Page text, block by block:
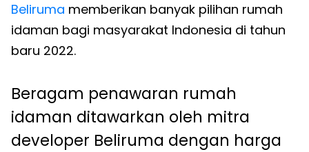
Beliruma memberikan banyak pilihan rumah
idaman bagi masyarakat Indonesia di tahun
baru 2022.
Beragam penawaran rumah
idaman ditawarkan oleh mitra
developer Beliruma dengan harga